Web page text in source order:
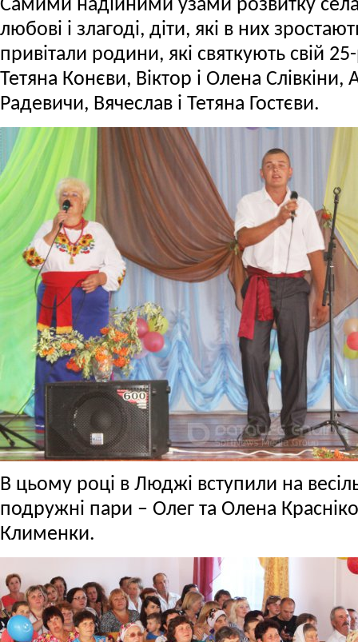
Самими надійними узами розвитку села
любові і злагоді, діти, які в них
привітали родини, які святкують свій
Тетяна Конєви, Віктор і Олена Слівкіни,
Радевичи, Вячеслав і Тетяна Гостєви.
В цьому році в Люджі вступили на
подружні пари – Олег та Олена
Клименки.